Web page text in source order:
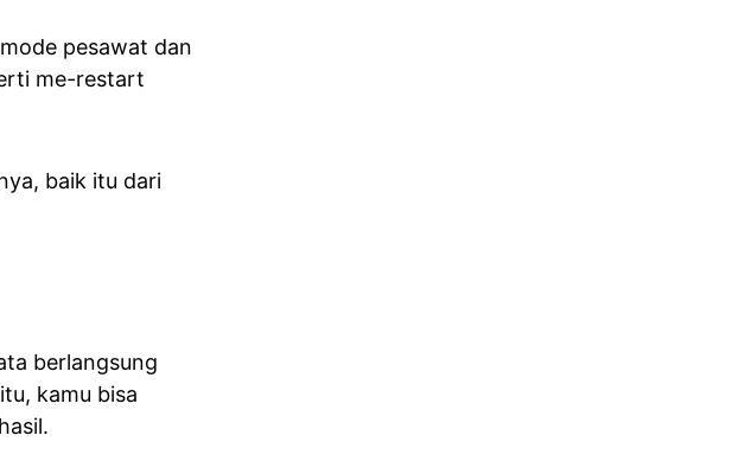
pesawat dan
me-restart
baik itu dari
berlangsung
kamu bisa